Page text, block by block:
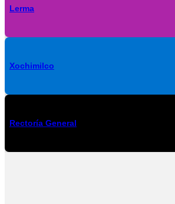
Lerma
Xochimilco
Rectoría General